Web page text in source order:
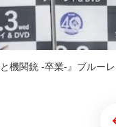
と機関銃 -卒業-』ブルー